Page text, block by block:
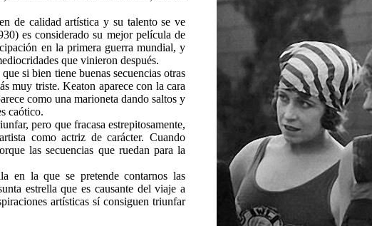
de calidad artística y su talento se ve
es considerado su mejor película de
en la primera guerra mundial, y
que vinieron después.
si bien tiene buenas secuencias otras
muy triste. Keaton aparece con la cara
como una marioneta dando saltos y
caótico.
pero que fracasa estrepitosamente,
como actriz de carácter. Cuando
las secuencias que ruedan para la
en la que se pretende contarnos las
estrella que es causante del viaje a
artísticas sí consiguen triunfar